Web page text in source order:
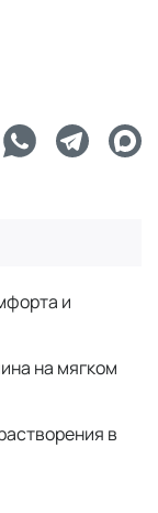
и
на мягком
в